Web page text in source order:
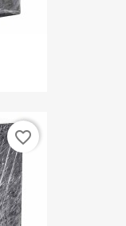
favorite_border